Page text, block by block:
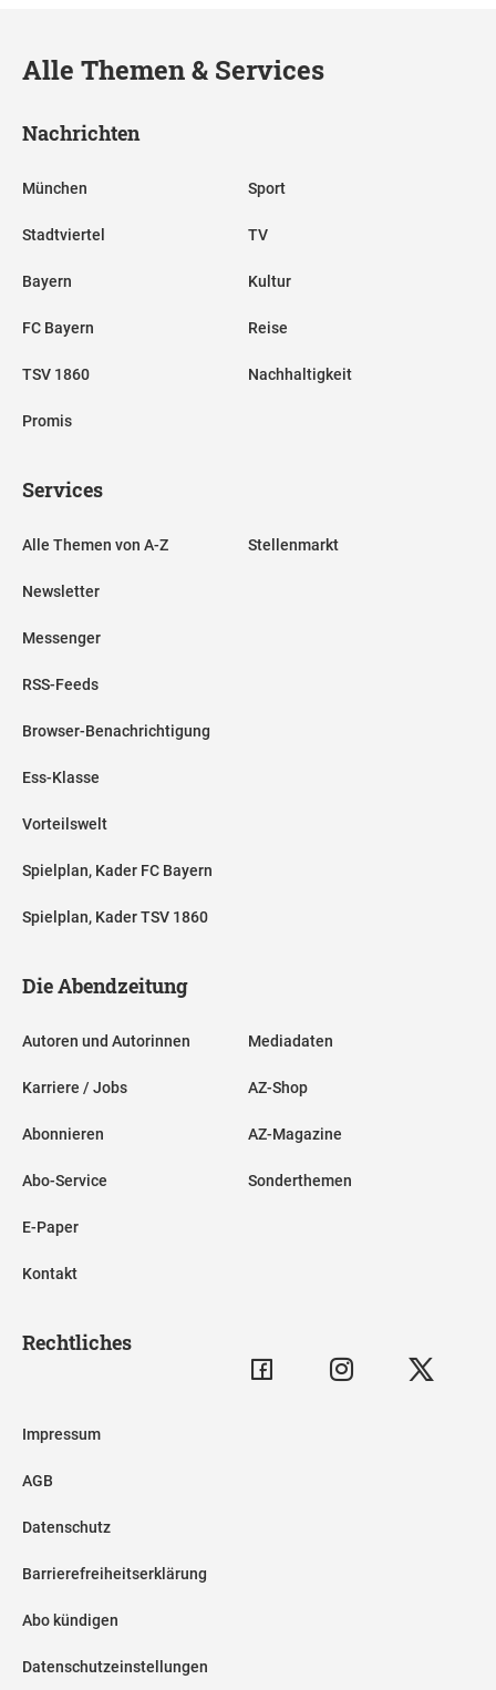
Alle Themen & Services
Nachrichten
München
Stadtviertel
Bayern
FC Bayern
TSV 1860
Promis
Sport
TV
Kultur
Reise
Nachhaltigkeit
Services
Alle Themen von A-Z
Newsletter
Messenger
RSS-Feeds
Browser-Benachrichtigung
Ess-Klasse
Vorteilswelt
Spielplan, Kader FC Bayern
Spielplan, Kader TSV 1860
Stellenmarkt
Die Abendzeitung
Autoren und Autorinnen
Karriere / Jobs
Abonnieren
Abo-Service
E-Paper
Kontakt
Mediadaten
AZ-Shop
AZ-Magazine
Sonderthemen
Rechtliches
Impressum
AGB
Datenschutz
Barrierefreiheitserklärung
Abo kündigen
Datenschutzeinstellungen